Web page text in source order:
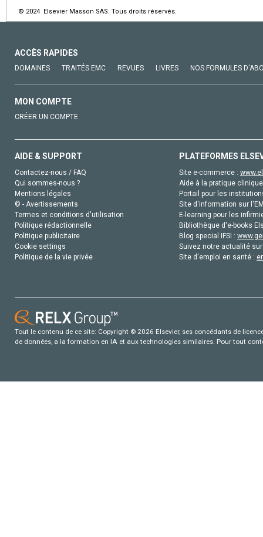
© 2024 Elsevier Masson SAS. Tous droits réservés.
ACCÈS RAPIDES
DOMAINES TRAITÉS EMC REVUES LIVRES NOS FORMULES
MON COMPTE
CRÉER UN COMPTE
AIDE & SUPPORT
Contactez-nous / FAQ
Qui sommes-nous ?
Mentions légales
© - Avertissements
Termes et conditions d'utilisation
Politique rédactionnelle
Politique publicitaire
Cookie settings
Politique de la vie privée
PLATEFORMES
Site e-commerce :
Aide à la pratique
Portail pour les
Site d'information sur
E-learning pour les
Bibliothèque d'e-books
Blog special IFSI :
Suivez notre actualité
Site d'emploi en santé :
Tout le contenu de ce site: Copyright © 2026 Elsevier, ses concédants de
de données, a la formation en IA et aux technologies similaires. Pour tout